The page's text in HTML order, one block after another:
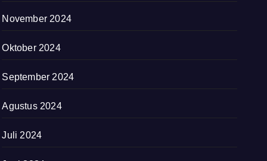
November 2024
Oktober 2024
September 2024
Agustus 2024
Juli 2024